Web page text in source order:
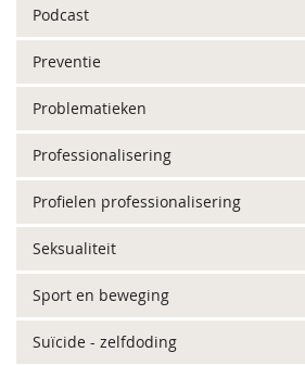
Podcast
Preventie
Problematieken
Professionalisering
Profielen professionalisering
Seksualiteit
Sport en beweging
Suïcide - zelfdoding